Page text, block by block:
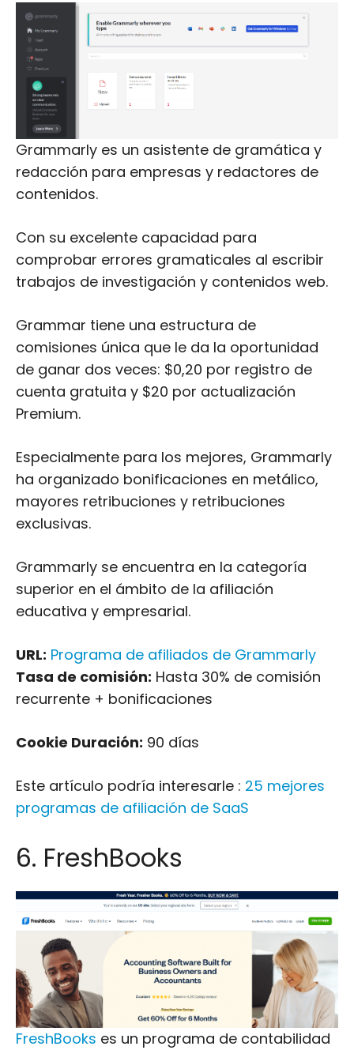
Grammarly es un asistente de gramática y
redacción para empresas y redactores de
contenidos.
Con su excelente capacidad para
comprobar errores gramaticales al escribir
trabajos de investigación y contenidos web.
Grammar tiene una estructura de
comisiones única que le da la oportunidad
de ganar dos veces: $0,20 por registro de
cuenta gratuita y $20 por actualización
Premium.
Especialmente para los mejores, Grammarly
ha organizado bonificaciones en metálico,
mayores retribuciones y retribuciones
exclusivas.
Grammarly se encuentra en la categoría
superior en el ámbito de la afiliación
educativa y empresarial.
URL: Programa de afiliados de Grammarly
Tasa de comisión: Hasta 30% de comisión
recurrente + bonificaciones
Cookie Duración: 90 días
Este artículo podría interesarle : 25 mejores
programas de afiliación de SaaS
6. FreshBooks
FreshBooks es un programa de contabilidad